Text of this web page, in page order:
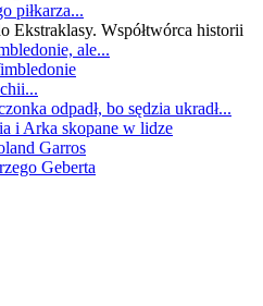
piłkarza...
Ekstraklasy. Współtwórca historii
ale...
odpadł, bo sędzia ukradł...
i Arka skopane w lidze
Garros
Geberta